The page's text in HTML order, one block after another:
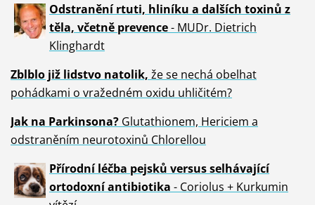
Odstranění rtuti, hliníku a dalších toxinů z
těla, včetně prevence- MUDr. Dietrich
Klinghardt
Zblblo již lidstvo natolik, že se nechá obelhat
pohádkami o vražedném oxidu uhličitém?
Jak na Parkinsona?Glutathionem, Hericiem a
odstraněním neurotoxinů Chlorellou
Přírodní léčba pejsků versus selhávající
ortodoxní antibiotika - Coriolus + Kurkumin